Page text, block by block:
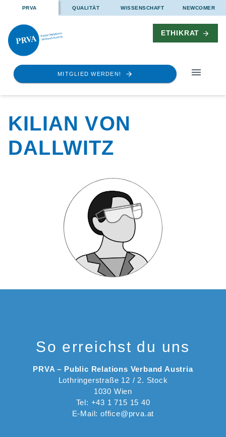
PRVA QUALITÄT WISSENSCHAFT NEWCOMER
ETHIKRAT
MITGLIED WERDEN!
KILIAN VON
DALLWITZ
So erreichst du uns
PRVA – Public Relations Verband Austria
Lothringerstraße 12 / 2. Stock
1030 Wien
Tel: +43 1 715 15 40
E-Mail: office@prva.at